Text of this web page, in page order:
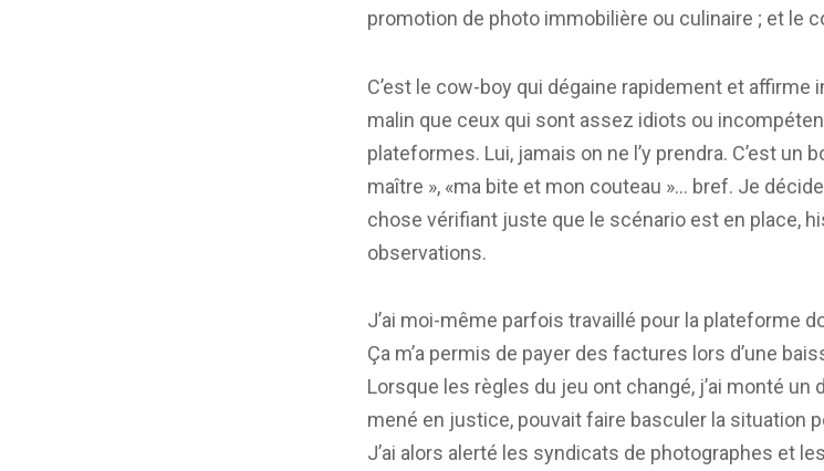
promotion de photo immobilière ou culinaire ; et le
C’est le cow-boy qui dégaine rapidement et affirme
malin que ceux qui sont assez idiots ou
plateformes. Lui, jamais on ne l’y prendra. C’est un
maître », «ma bite et mon couteau »… bref. Je
chose vérifiant juste que le scénario est en place,
observations.
J’ai moi-même parfois travaillé pour la plateforme
Ça m’a permis de payer des factures lors d’une
Lorsque les règles du jeu ont changé, j’ai monté
mené en justice, pouvait faire basculer la situation
J’ai alors alerté les syndicats de photographes et